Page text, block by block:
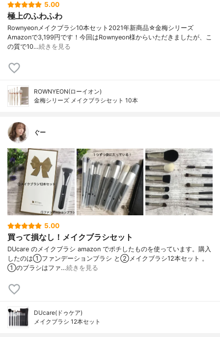
5.00
極上のふわふわ
Rownyeonメイクブラシ10本セット2021年新商品☆金梅シリーズ
Amazonで3,199円です！今回はRownyeon様からいただきましたが、こ
の質で10…続きを見る
ROWNYEON(ローイオン)
金梅シリーズ メイクブラシセット 10本
ぐー
5.00
買って損なし！メイクブラシセット
DUcare のメイクブラシ amazon でポチしたものを使っています。購入
したのは①ファンデーションブラシ と②メイクブラシ12本セット 。
①のブラシはファ…続きを見る
DUcare(ドゥケア)
メイクブラシ 12本セット